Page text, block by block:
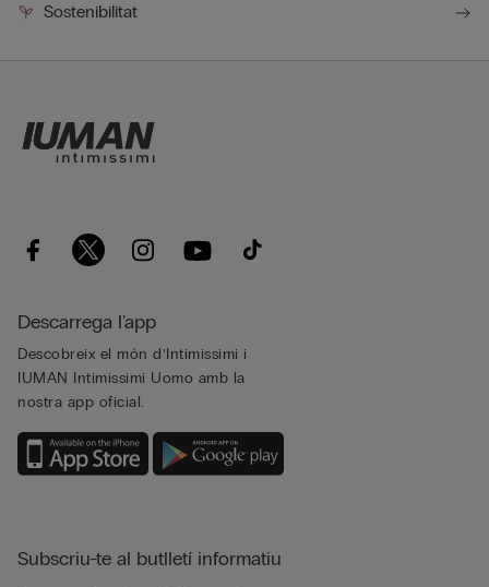
Sostenibilitat
Descarrega l'app
Descobreix el món d’Intimissimi i
IUMAN Intimissimi Uomo amb la
nostra app oficial.
Subscriu-te al butlletí informatiu